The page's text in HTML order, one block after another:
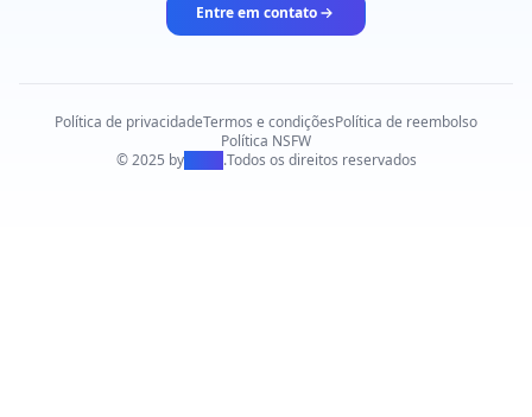
Entre em contato
Política de privacidadeTermos e condiçõesPolítica de reembolso
Política NSFW
© 2025 byPiAPI .Todos os direitos reservados